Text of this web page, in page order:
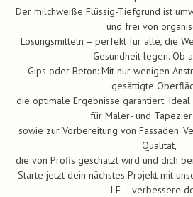
Der milchweiße Flüssig-Tiefgrund ist
und frei von
Lösungsmitteln – perfekt für alle, die
Gesundheit legen. Ob
Gips oder Beton: Mit nur wenigen
gesättigte
die optimale Ergebnisse garantiert.
für Maler- und
sowie zur Vorbereitung von Fassaden.
Qualität,
die von Profis geschätzt wird und dich
Starte jetzt dein nächstes Projekt mit
LF – verbessere